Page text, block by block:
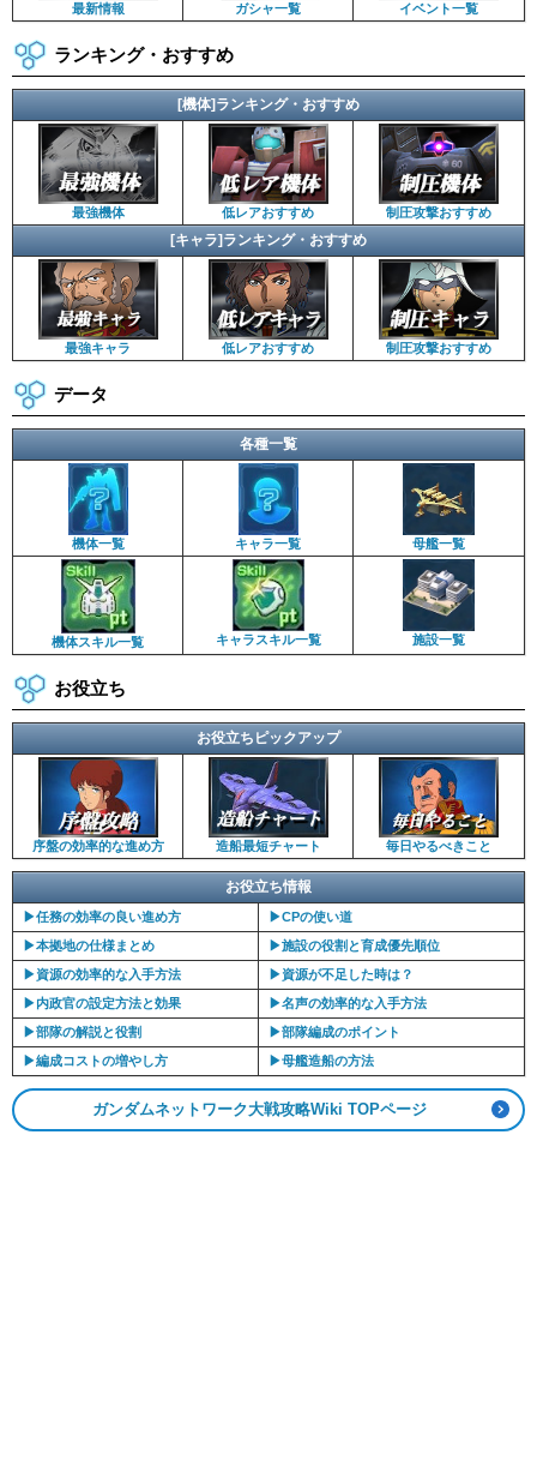
最新情報 ガシャ一覧 イベント一覧
ランキング・おすすめ
[機体]ランキング・おすすめ
最強機体 低レアおすすめ 制圧攻撃おすすめ
[キャラ]ランキング・おすすめ
最強キャラ 低レアおすすめ 制圧攻撃おすすめ
データ
各種一覧
機体一覧 キャラ一覧 母艦一覧
機体スキル一覧 キャラスキル一覧 施設一覧
お役立ち
お役立ちピックアップ
序盤の効率的な進め方 造船最短チャート 毎日やるべきこと
お役立ち情報
▶︎任務の効率の良い進め方
▶︎CPの使い道
▶︎本拠地の仕様まとめ
▶︎施設の役割と育成優先順位
▶︎資源の効率的な入手方法
▶︎資源が不足した時は？
▶︎内政官の設定方法と効果
▶︎名声の効率的な入手方法
▶︎部隊の解説と役割
▶︎部隊編成のポイント
▶︎編成コストの増やし方
▶︎母艦造船の方法
ガンダムネットワーク大戦攻略Wiki TOPページ